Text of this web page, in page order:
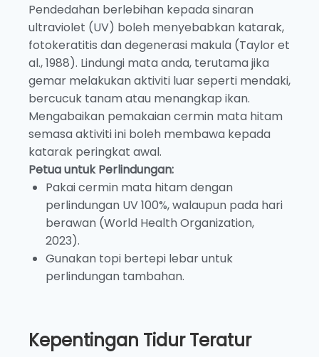
Pendedahan berlebihan kepada sinaran
ultraviolet (UV) boleh menyebabkan katarak,
fotokeratitis dan degenerasi makula (Taylor et
al., 1988). Lindungi mata anda, terutama jika
gemar melakukan aktiviti luar seperti mendaki,
bercucuk tanam atau menangkap ikan.
Mengabaikan pemakaian cermin mata hitam
semasa aktiviti ini boleh membawa kepada
katarak peringkat awal.
Petua untuk Perlindungan:
Pakai cermin mata hitam dengan
perlindungan UV 100%, walaupun pada hari
berawan (World Health Organization,
2023).
Gunakan topi bertepi lebar untuk
perlindungan tambahan.
Kepentingan Tidur Teratur